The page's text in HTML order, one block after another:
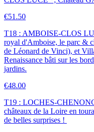
€51.50
T18 : AMBOISE-CLOS
royal d'Amboise, le parc &
de Léonard de Vinci), et
Renaissance bâti sur les
jardins.
€48.00
T19 : LOCHES-
châteaux de la Loire en
de belles surprises !